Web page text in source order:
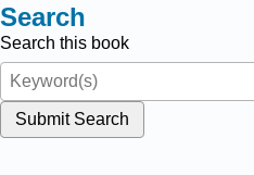
Search
Search this book
Submit Search